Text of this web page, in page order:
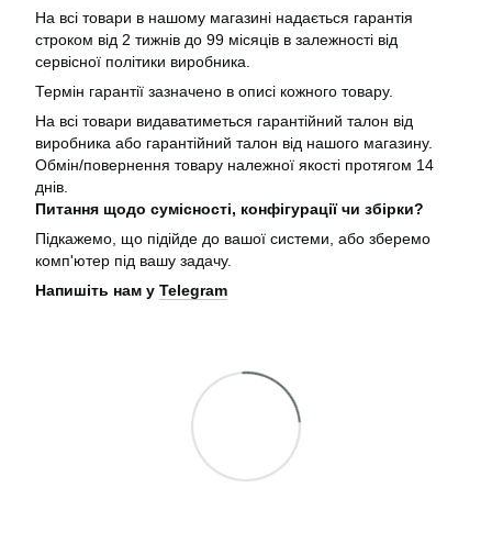
На всі товари в нашому магазині надається гарантія
строком від 2 тижнів до 99 місяців в залежності від
сервісної політики виробника.
Термін гарантії зазначено в описі кожного товару.
На всі товари видаватиметься гарантійний талон від
виробника або гарантійний талон від нашого магазину.
Обмін/повернення товару належної якості протягом 14
днів.
Питання щодо сумісності, конфігурації чи збірки?
Підкажемо, що підійде до вашої системи, або зберемо
комп'ютер під вашу задачу.
Напишіть нам у Telegram